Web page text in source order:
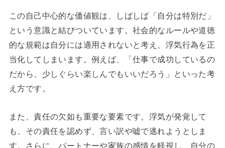
この自己中心的な価値観は、しばしば「自分は特別だ」
という意識と結びついています。社会的なルールや道徳
的な規範は自分には適用されないと考え、浮気行為を正
当化してしまいます。例えば、「仕事で成功しているの
だから、少しぐらい楽しんでもいいだろう」といった考
え方です。
また、責任の欠如も重要な要素です。浮気が発覚して
も、その責任を認めず、言い訳や嘘で逃れようとしま
す。さらに、パートナーや家族の感情を軽視し、自分の